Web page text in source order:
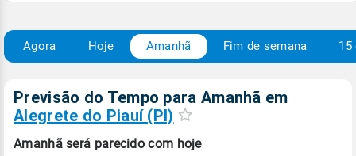
Agora Hoje Amanhã Fim de semana 15
Previsão do Tempo para Amanhã em
Alegrete do Piauí (PI)
Amanhã será parecido com hoje